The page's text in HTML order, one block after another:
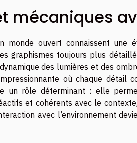
mécaniques
monde ouvert connaissent une
graphismes toujours plus
des lumières et des
où chaque détail
un rôle déterminant : elle
et cohérents avec le
avec l’environnement